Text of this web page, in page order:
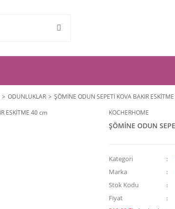
ODUNLUKLAR
ŞÖMİNE ODUN SEPETİ KOVA BAKIR
KOCHERHOME
ŞÖMİNE ODUN
Kategori
Marka
Stok Kodu
Fiyat